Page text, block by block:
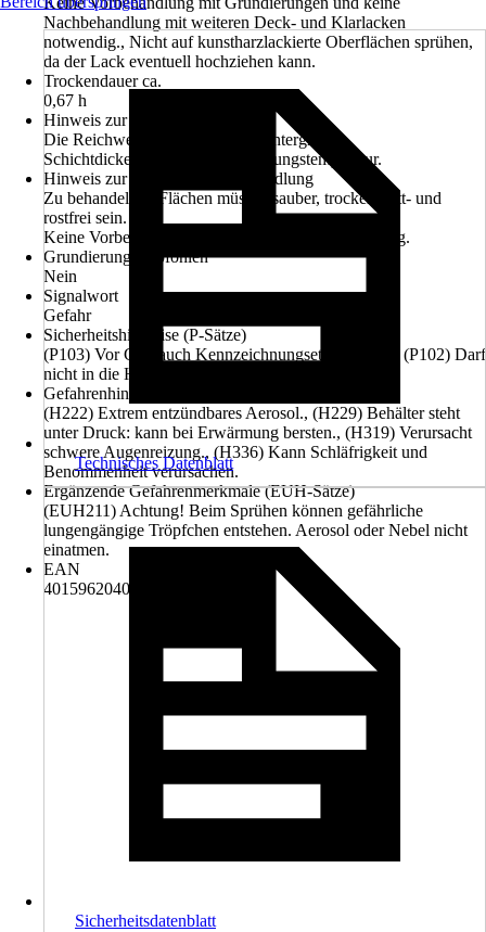
Nachbehandlung mit weiteren Deck- und Klarlacken
notwendig., Nicht auf kunstharzlackierte Oberflächen sprühen,
da der Lack eventuell hochziehen kann.
Trockendauer ca.
0,67 h
Hinweis zur Reichweite
Die Reichweite variiert je nach Untergrund,
Schichtdickenauftrag und Umgebungstemperatur.
Hinweis zur Untergrundvorbehandlung
Zu behandelnde Flächen müssen sauber, trocken, fett- und
rostfrei sein.
Keine Vorbehandlung mit Grundierungen notwendig.
Grundierung empfohlen
Nein
Signalwort
Gefahr
Sicherheitshinweise (P-Sätze)
(P103) Vor Gebrauch Kennzeichnungsetikett lesen., (P102) Darf
nicht in die Hände von Kindern gelangen.
Gefahrenhinweise (H-Sätze)
(H222) Extrem entzündbares Aerosol., (H229) Behälter steht
unter Druck: kann bei Erwärmung bersten., (H319) Verursacht
schwere Augenreizung., (H336) Kann Schläfrigkeit und
Benommenheit verursachen.
Ergänzende Gefahrenmerkmale (EUH-Sätze)
(EUH211) Achtung! Beim Sprühen können gefährliche
lungengängige Tröpfchen entstehen. Aerosol oder Nebel nicht
einatmen.
EAN
4015962040519
Technisches Datenblatt
Sicherheitsdatenblatt